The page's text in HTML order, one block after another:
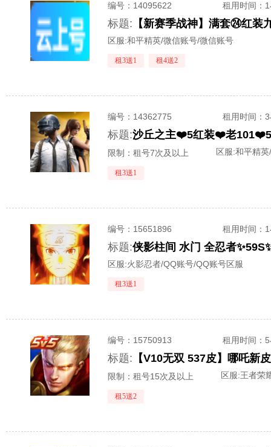
编号： 14095622 租用时间 ：
标题:
区服:和平精英/微信账号/微信账号
租3送1 租4送2
编号： 14362775 租用时间 ：
标题:沙丘之主❤️5红装❤️老101❤️5
限制：租号7次及以上 区服:和平精
租3送1
编号： 15651896 租用时间 ：
标题:侠影柱间 水门 全忍者
区服:火影忍者/QQ账号/QQ账号区服
租3送1
编号： 15750913 租用时间 ：
标题: 【V10无双 537皮】哪吒新
限制：租号15次及以上 区服:王者荣
租5送2